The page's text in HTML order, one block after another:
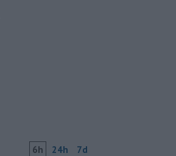
6h 24h 7d